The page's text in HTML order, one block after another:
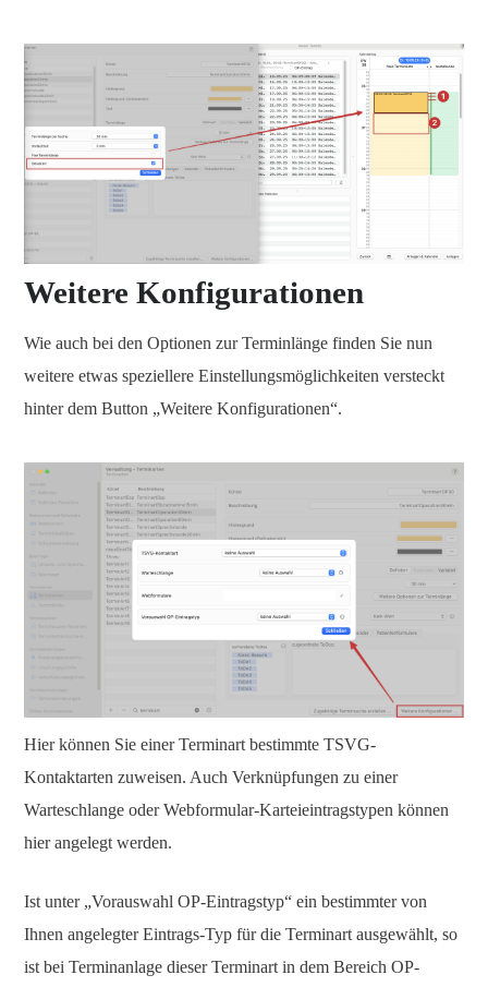
Weitere Konfigurationen
Wie auch bei den Optionen zur Terminlänge finden Sie nun
weitere etwas speziellere Einstellungsmöglichkeiten versteckt
hinter dem Button „Weitere Konfigurationen“.
Hier können Sie einer Terminart bestimmte TSVG-
Kontaktarten zuweisen. Auch Verknüpfungen zu einer
Warteschlange oder Webformular-Karteieintragstypen können
hier angelegt werden.
Ist unter „Vorauswahl OP-Eintragstyp“ ein bestimmter von
Ihnen angelegter Eintrags-Typ für die Terminart ausgewählt, so
ist bei Terminanlage dieser Terminart in dem Bereich OP-